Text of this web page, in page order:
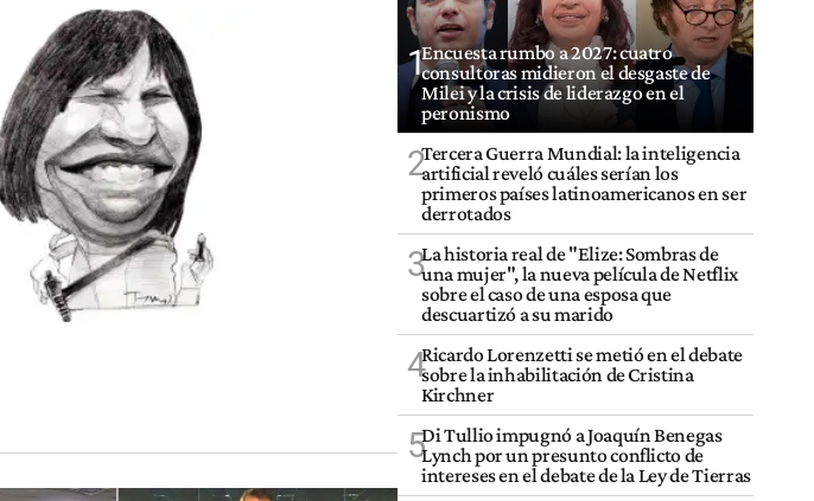
1Encuesta rumbo a 2027: cuatro
consultoras midieron el desgaste de
Milei y la crisis de liderazgo en el
peronismo
2Tercera Guerra Mundial: la inteligencia
artificial reveló cuáles serían los
primeros países latinoamericanos en ser
derrotados
3La historia real de "Elize: Sombras de
una mujer", la nueva película de Netflix
sobre el caso de una esposa que
descuartizó a su marido
4Ricardo Lorenzetti se metió en el debate
sobre la inhabilitación de Cristina
Kirchner
5Di Tullio impugnó a Joaquín Benegas
Lynch por un presunto conflicto de
intereses en el debate de la Ley de Tierras